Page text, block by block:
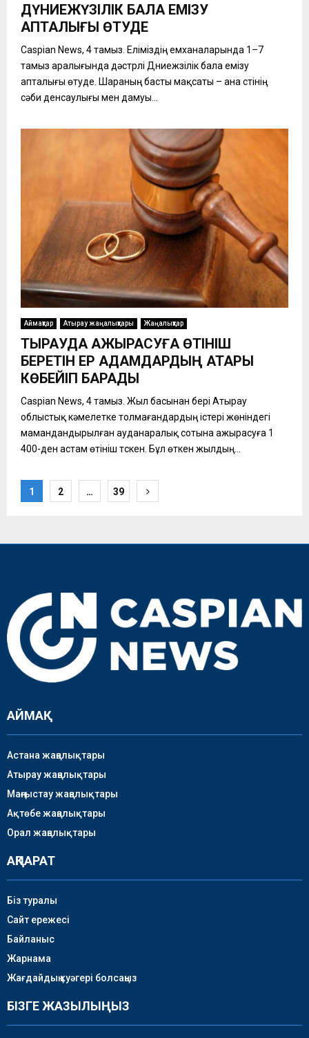
ДҮНИЕЖҮЗІЛІК БАЛА ЕМІЗУ
АПТАЛЫҒЫ ӨТУДЕ
Caspian News, 4 тамыз. Еліміздің емханаларында 1–7
тамыз аралығында дәстүрлі Дүниежүзілік бала емізу
апталығы өтуде. Шараның басты мақсаты – ана сүтінің
сәби денсаулығы мен дамуы...
Аймақтар Атырау жаңалықтары Жаңалықтар
ТЫРАУДА АЖЫРАСУҒА ӨТІНІШ
БЕРЕТІН ЕР АДАМДАРДЫҢ ҚАТАРЫ
КӨБЕЙІП БАРАДЫ
Caspian News, 4 тамыз. Жыл басынан бері Атырау
облыстық кәмелетке толмағандардың істері жөніндегі
мамандандырылған ауданаралық сотына ажырасуға 1
400-ден астам өтініш түскен. Бұл өткен жылдың...
Пагинация
1 2 … 39
АЙМАҚ
Астана жаңалықтары
Атырау жаңалықтары
Маңғыстау жаңалықтары
Ақтөбе жаңалықтары
Орал жаңалықтары
АҚПАРАТ
Біз туралы
Сайт ережесі
Байланыс
Жарнама
Жағдайдың куәгері болсаңыз
БІЗГЕ ЖАЗЫЛЫҢЫЗ